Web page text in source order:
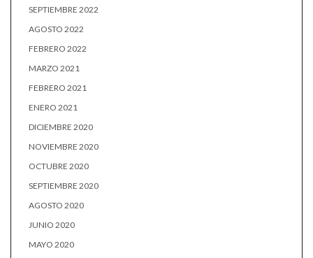
SEPTIEMBRE 2022
AGOSTO 2022
FEBRERO 2022
MARZO 2021
FEBRERO 2021
ENERO 2021
DICIEMBRE 2020
NOVIEMBRE 2020
OCTUBRE 2020
SEPTIEMBRE 2020
AGOSTO 2020
JUNIO 2020
MAYO 2020